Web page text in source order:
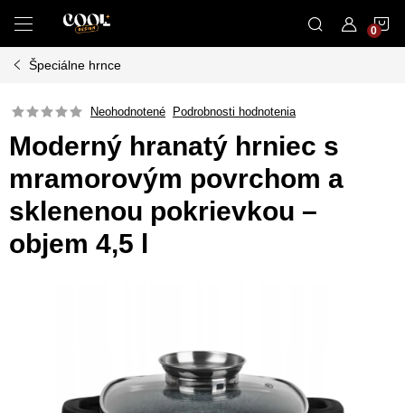
obsah
Špeciálne hrnce
Neohodnotené Podrobnosti hodnotenia
Moderný hranatý hrniec s
mramorovým povrchom a
sklenenou pokrievkou –
objem 4,5 l